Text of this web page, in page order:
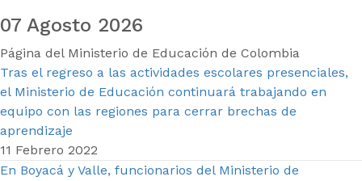
07 Agosto 2026
Página del Ministerio de Educación de Colombia
Tras el regreso a las actividades escolares presenciales,
el Ministerio de Educación continuará trabajando en
equipo con las regiones para cerrar brechas de
aprendizaje
11 Febrero 2022
En Boyacá y Valle, funcionarios del Ministerio de